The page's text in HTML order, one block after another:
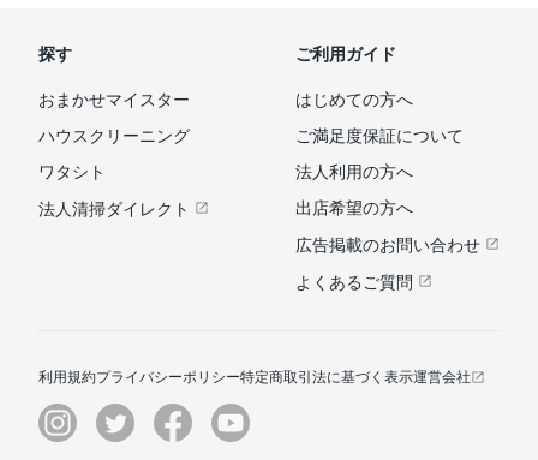
探す
おまかせマイスター
ハウスクリーニング
ワタシト
法人清掃ダイレクト
ご利用ガイド
はじめての方へ
ご満足度保証について
法人利用の方へ
出店希望の方へ
広告掲載のお問い合わせ
よくあるご質問
利用規約プライバシーポリシー特定商取引法に基づく表示運営会社